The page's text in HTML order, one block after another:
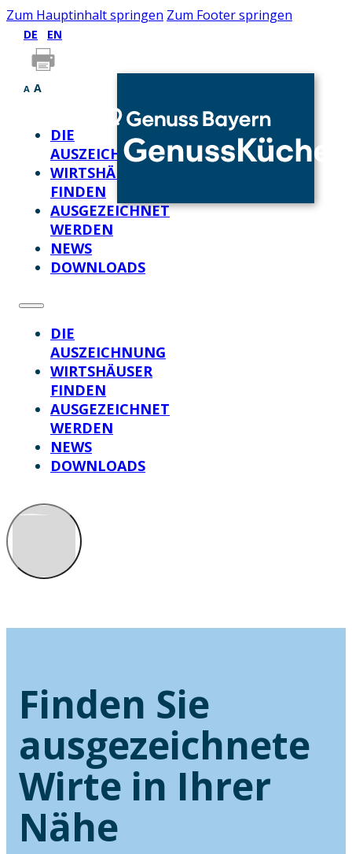
Zum Hauptinhalt springen Zum Footer springen
DE EN
A A
DIE
AUSZEICHNUNG
WIRTSHÄUSER
FINDEN
AUSGEZEICHNET
WERDEN
NEWS
DOWNLOADS
DIE
AUSZEICHNUNG
WIRTSHÄUSER
FINDEN
AUSGEZEICHNET
WERDEN
NEWS
DOWNLOADS
Finden Sie
ausgezeichnete
Wirte in Ihrer
Nähe